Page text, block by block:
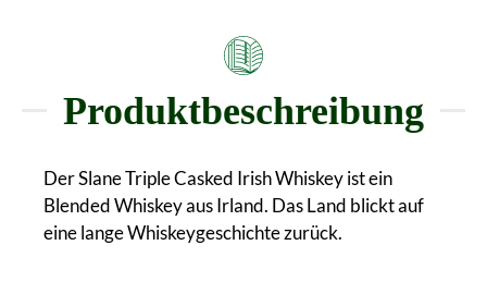
Produktbeschreibung
Der Slane Triple Casked Irish Whiskey ist ein
Blended Whiskey aus Irland. Das Land blickt auf
eine lange Whiskeygeschichte zurück.